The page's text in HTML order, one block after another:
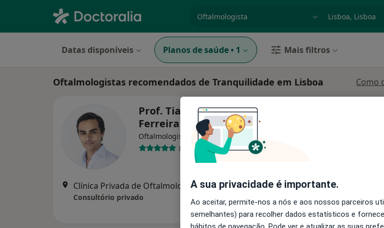
Datas disponíveis Planos de saúde • 1 Mais filtros
Oftalmologistas recomendados de Tranquilidade em Lisboa Como
Prof. Tiago Bravo
Ferreira
Oftalmologista
8 opiniões
Clínica Privada de Oftalmologia (CPO) Avenida da Liberdade 180 1º, Lisboa •Mapa
Consultório privado
Solicite um
A sua privacidade é importante.
Ao aceitar, permite-nos a nós e aos nossos parceiros
semelhantes) para recolher dados estatísticos e